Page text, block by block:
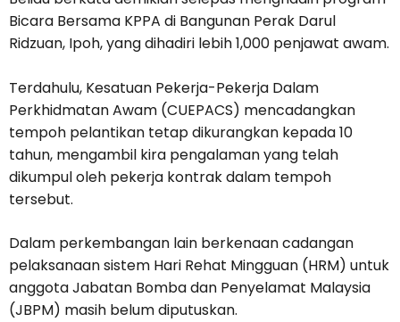
Bicara Bersama KPPA di Bangunan Perak Darul
Ridzuan, Ipoh, yang dihadiri lebih 1,000 penjawat awam.
Terdahulu, Kesatuan Pekerja-Pekerja Dalam
Perkhidmatan Awam (CUEPACS) mencadangkan
tempoh pelantikan tetap dikurangkan kepada 10
tahun, mengambil kira pengalaman yang telah
dikumpul oleh pekerja kontrak dalam tempoh
tersebut.
Dalam perkembangan lain berkenaan cadangan
pelaksanaan sistem Hari Rehat Mingguan (HRM) untuk
anggota Jabatan Bomba dan Penyelamat Malaysia
(JBPM) masih belum diputuskan.